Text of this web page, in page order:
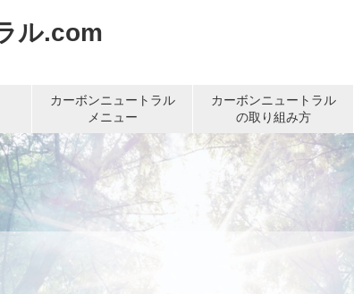
ル.com
カーボンニュートラル
メニュー
カーボンニュートラル
の取り組み方